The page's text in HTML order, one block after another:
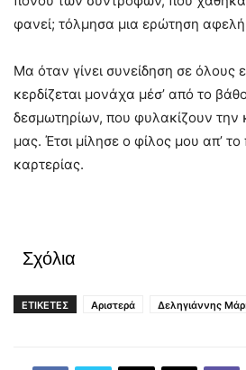
φανεί; τόλμησα μια ερώτηση
Μα όταν γίνει συνείδηση σε όλους
κερδίζεται μονάχα μέσ’ από το
δεσμωτηρίων, που φυλακίζουν
μας. Έτσι μίλησε ο φίλος μου απ’
καρτερίας.
Σχόλια
ΕΤΙΚΕΤΕΣ Αριστερά Δεληγιάννης